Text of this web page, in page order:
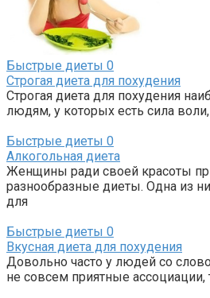
Быстрые диеты 0
Строгая диета для похудения
Строгая диета для похудения
людям, у которых есть сила
Быстрые диеты 0
Алкогольная диета
Женщины ради своей красоты
разнообразные диеты. Одна из
для
Быстрые диеты 0
Вкусная диета для похудения
Довольно часто у людей со
не совсем приятные ассоциации,